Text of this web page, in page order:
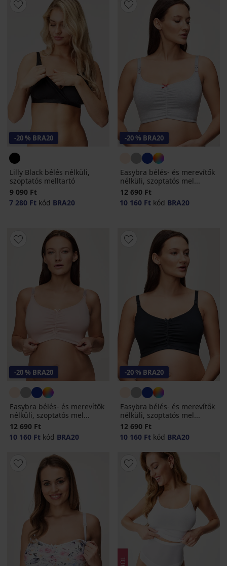
-20 % BRA20
Lilly Black bélés nélküli,
szoptatós melltartó
9 090 Ft
7 280 Ft kód BRA20
-20 % BRA20
Easybra bélés- és merevítők
nélküli, szoptatós mel...
12 690 Ft
10 160 Ft kód BRA20
-20 % BRA20
Easybra bélés- és merevítők
nélküli, szoptatós mel...
12 690 Ft
10 160 Ft kód BRA20
-20 % BRA20
Easybra bélés- és merevítők
nélküli, szoptatós mel...
12 690 Ft
10 160 Ft kód BRA20